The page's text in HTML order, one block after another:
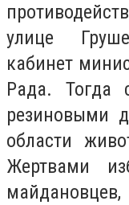
улице
кабинет
Рада. Тогда
резиновыми
области
Жертвами